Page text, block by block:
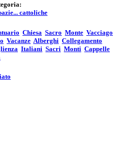
cattoliche
Chiesa Sacro Monte Vacciago
Vacanze Alberghi Collegamento
Italiani Sacri Monti Cappelle